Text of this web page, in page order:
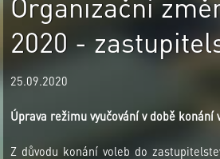
2020 -
25.09.2020
Úprava režimu vyučování v době
Z důvodu konání voleb do